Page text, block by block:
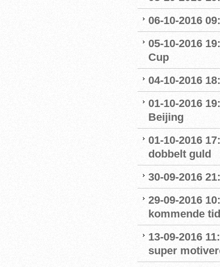
06-10-2016
05-10-2016
Cup
04-10-2016
01-10-2016
Beijing
01-10-2016
dobbelt guld
30-09-2016
29-09-2016
kommende tid
13-09-2016
super